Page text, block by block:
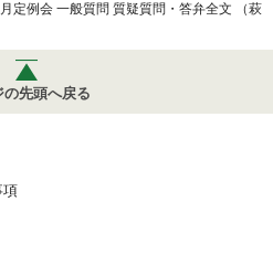
定例会 一般質問 質疑質問・答弁全文 （萩
の先頭へ戻る
項